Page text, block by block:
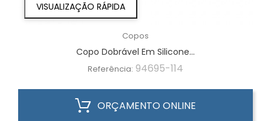
VISUALIZAÇÃO RÁPIDA
Copos
Copo Dobrável Em Silicone...
Referência: 94695-114
ORÇAMENTO ONLINE